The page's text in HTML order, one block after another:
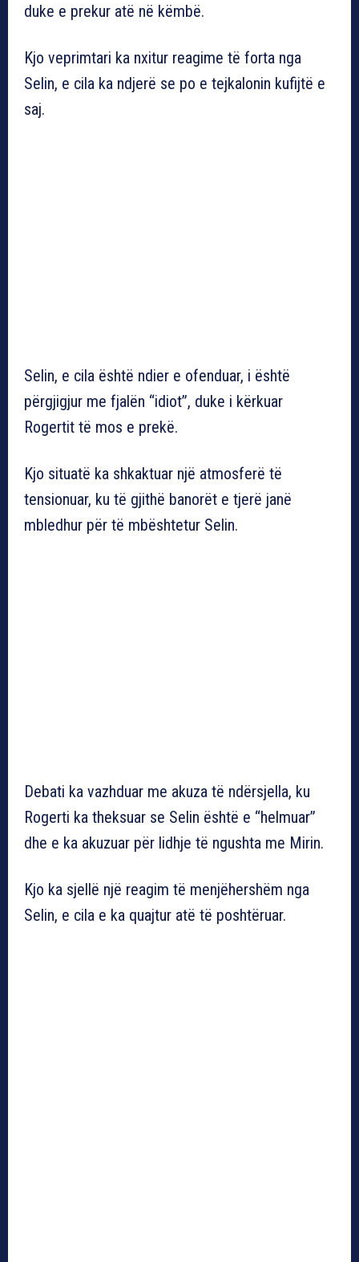
duke e prekur atë në këmbë.
Kjo veprimtari ka nxitur reagime të forta nga
Selin, e cila ka ndjerë se po e tejkalonin kufijtë e
saj.
Selin, e cila është ndier e ofenduar, i është
përgjigjur me fjalën “idiot”, duke i kërkuar
Rogertit të mos e prekë.
Kjo situatë ka shkaktuar një atmosferë të
tensionuar, ku të gjithë banorët e tjerë janë
mbledhur për të mbështetur Selin.
Debati ka vazhduar me akuza të ndërsjella, ku
Rogerti ka theksuar se Selin është e “helmuar”
dhe e ka akuzuar për lidhje të ngushta me Mirin.
Kjo ka sjellë një reagim të menjëhershëm nga
Selin, e cila e ka quajtur atë të poshtëruar.